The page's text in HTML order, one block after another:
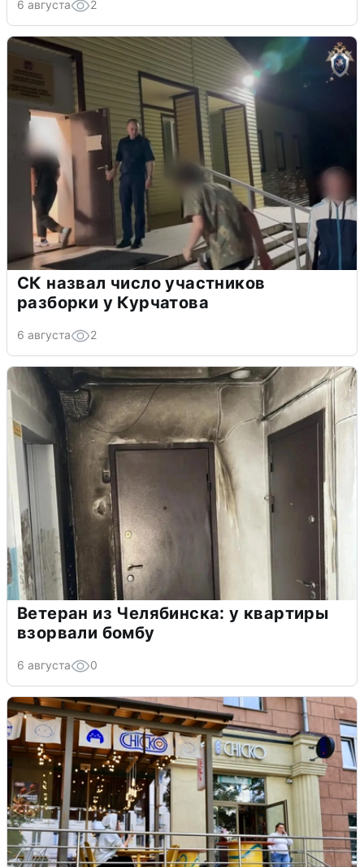
6 августа 2
СК назвал число участников
разборки у Курчатова
6 августа 2
Ветеран из Челябинска: у квартиры
взорвали бомбу
6 августа 0